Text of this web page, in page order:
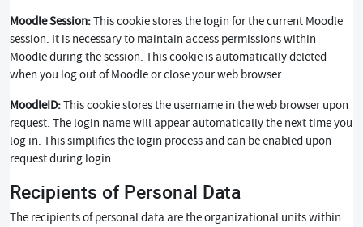
Moodle Session:This cookie stores the login for the current Moodle
session. It is necessary to maintain access permissions within
Moodle during the session. This cookie is automatically deleted
when you log out of Moodle or close your web browser.
MoodleID:This cookie stores the username in the web browser upon
request. The login name will appear automatically the next time you
log in. This simplifies the login process and can be enabled upon
request during login.
Recipients of Personal Data
The recipients of personal data are the organizational units within